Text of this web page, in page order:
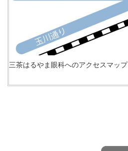
三茶はるやま眼科へのアクセスマップ